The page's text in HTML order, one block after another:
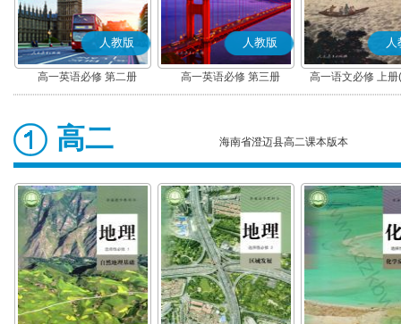
人教版
高一英语必修 第二册
人教版
高一英语必修 第三册
人
高一语文必修 上
高二 海南省澄迈县高二课本版本